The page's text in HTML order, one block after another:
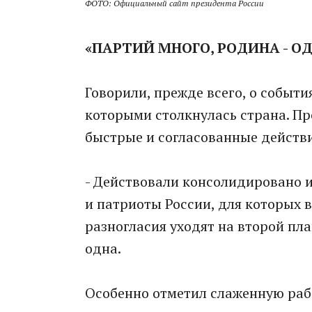
ФОТО: Официальный сайт президента России
«ПАРТИЙ МНОГО, РОДИНА -
Говорили, прежде всего, о
которыми столкнулась страна.
быстрые и согласованные
- Действовали консолидировано
и патриоты России, для
разногласия уходят на второй
одна.
Особенно отметил слаженную